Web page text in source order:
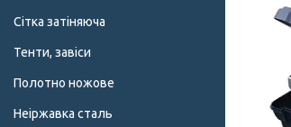
Сітка затіняюча
Тенти, завіси
Полотно ножове
Неіржавка сталь